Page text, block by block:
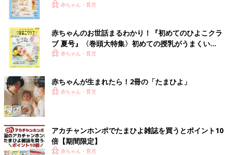
いっぱい！
赤ちゃん・育児
赤ちゃんのお世話まるわかり！『初めてのひよこクラ
ブ 夏号』〈巻頭大特集〉初めての授乳がうまくい
く！ おっぱい・ミルクの基本と夏のトラブル 解決テ
赤ちゃん・育児
赤ちゃんが生まれたら！2冊の「たまひよ」
赤ちゃん・育児
アカチャンホンポでたまひよ雑誌を買うとポイント10
倍【期間限定】
赤ちゃん・育児